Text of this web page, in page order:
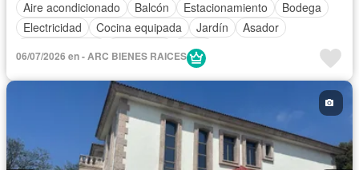
Aire acondicionado
Balcón Estacionamiento
Bodega
Electricidad
Cocina equipada Jardín
Asador
Agua
06/07/2026 en - ARC BIENES RAICES